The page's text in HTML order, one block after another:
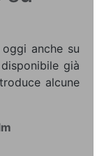
anche su
già
alcune